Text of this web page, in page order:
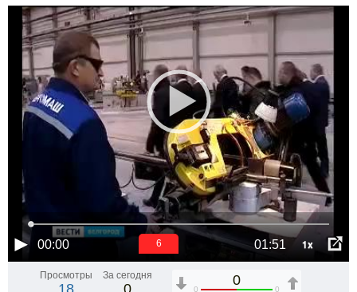
00:00 01:51 1x
5
Просмотры
18
За сегодня
0
0
0 0